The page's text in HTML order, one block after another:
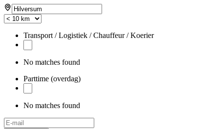
Transport / Logistiek / Chauffeur / Koerier
No matches found
Parttime (overdag)
No matches found